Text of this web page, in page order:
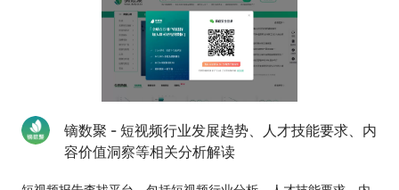
镝数聚 - 短视频行业发展趋势、人才技能要求、内
容价值洞察等相关分析解读